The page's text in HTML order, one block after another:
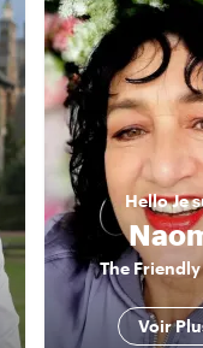
HelloJe
The
Voir